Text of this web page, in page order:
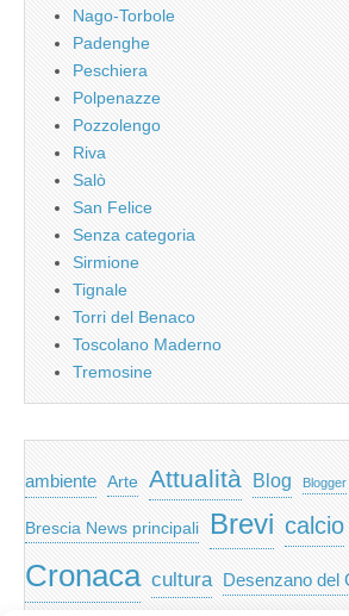
Nago-Torbole
Padenghe
Peschiera
Polpenazze
Pozzolengo
Riva
Salò
San Felice
Senza categoria
Sirmione
Tignale
Torri del Benaco
Toscolano Maderno
Tremosine
ambiente Arte Attualità Blog Blogger
Brescia News principali Brevi calcio
Cronaca cultura Desenzano del